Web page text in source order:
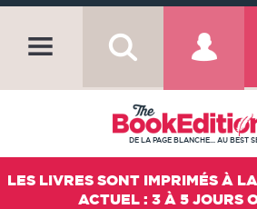
DE LA PAGE BLANCHE... AU BEST
LES LIVRES SONT IMPRIMÉS À
ACTUEL : 3 À 5 JOURS